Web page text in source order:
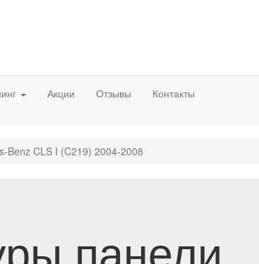
Акции Отзывы Контакты
Benz CLS I (C219) 2004-2008
панели